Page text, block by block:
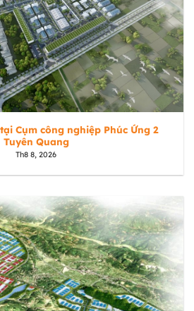
Cụm công nghiệp Phúc Ứng 2
Tuyên Quang
Th8 8, 2026